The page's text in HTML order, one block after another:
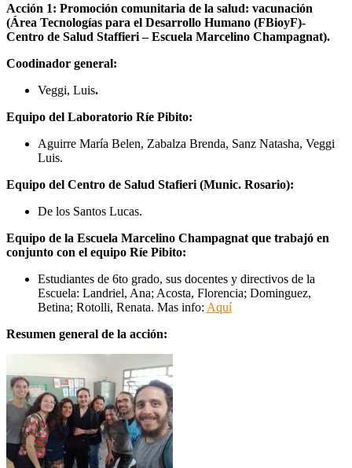
Acción 1: Promoción comunitaria de la salud: vacunación
(Área Tecnologías para el Desarrollo Humano (FBioyF)-
Centro de Salud Staffieri – Escuela Marcelino Champagnat).
Coodinador general:
Veggi, Luis.
Equipo del Laboratorio Ríe Pibito:
Aguirre María Belen, Zabalza Brenda, Sanz Natasha, Veggi
Luis.
Equipo del Centro de Salud Stafieri (Munic. Rosario):
De los Santos Lucas.
Equipo de la Escuela Marcelino Champagnat que trabajó en
conjunto con el equipo Ríe Pibito:
Estudiantes de 6to grado, sus docentes y directivos de la
Escuela: Landriel, Ana; Acosta, Florencia; Dominguez,
Betina; Rotolli, Renata. Mas info: Aquí
Resumen general de la acción: